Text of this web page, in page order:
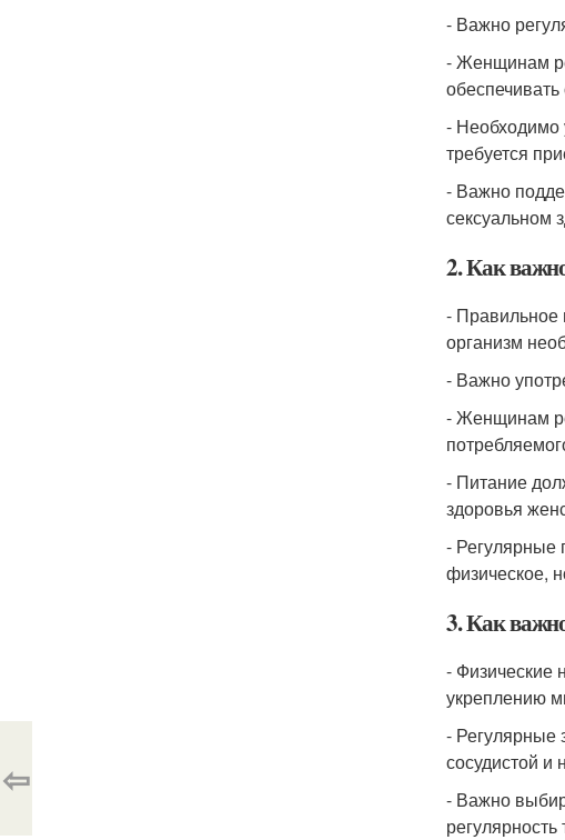
- Важно
- Женщинам
- Необходимо
требуется
- Важно
сексуальном
2. Как
- Правильное
организм
- Важно
- Женщинам
- Питание
здоровья
- Регулярные
физическое,
3. Как
- Физические
укреплению
- Регулярные
сосудистой и
- Важно
⇦